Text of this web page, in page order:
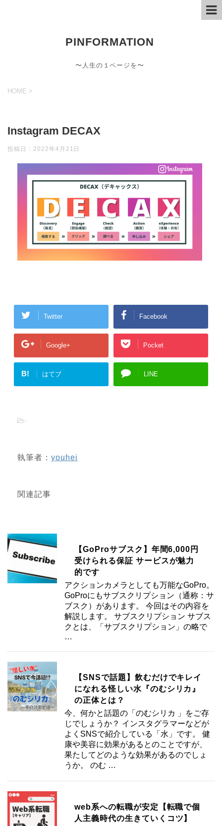
PINFORMATION
〜人生の１ページを〜
HOME >
Instagram DECAX
投稿日： 2022年4月21日
Twitter Facebook
Google+ Pocket
B! はてブ LINE
-
執筆者： youhei
関連記事
【GoProサブスク】年間6,000円
受けられる保証 サービスが魅力
的です
アクションカメラとしても万能なGoPro。
GoProにもサブスクリプション（通称：サ
ブスク）があります。 今回はその内容を
解説します。 サブスクリプション サブス
クとは、「サブスクリプション」の略で
…
【SNSで話題】飲むだけでキレイ
になれる怪しい水『のむシリカ』
の正体とは？
今、何かと話題の「のむシリカ 」をご存
じでしょうか？ インスタグラマーなどが
よくSNSで紹介している「水」です。 健
康や美容に効果があるとのことですが、
果たしてどのような効果があるのでしょ
うか。 のむ …
web系への転職が安定【転職で個
人主義時代の生きていくコツ】